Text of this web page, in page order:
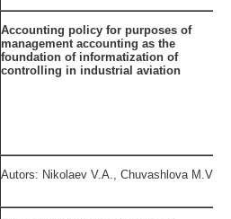
Accounting policy for purposes of
management accounting as the
foundation of informatization of
controlling in industrial aviation
Autors: Nikolaev V.A., Chuvashlova M.V.